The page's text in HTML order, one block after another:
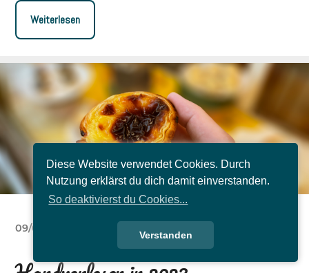
Diese Website verwendet Cookies. Durch
Nutzung erklärst du dich damit einverstanden.
So deaktivierst du Cookies...
Verstanden
Weiterlesen
09/01/2024